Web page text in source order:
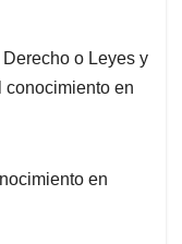
o Leyes y
en
en